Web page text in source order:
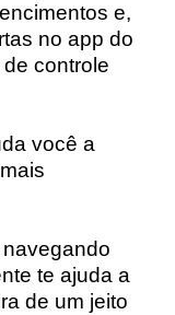
e,
no app do
controle
você a
te ajuda a
de um jeito